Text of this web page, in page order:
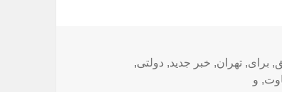
, برای,تهران, خبر جدید, دولتی,
, و